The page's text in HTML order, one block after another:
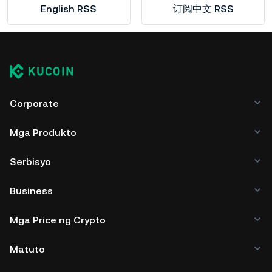
English RSS 订阅中文 RSS
Corporate
Mga Produkto
Serbisyo
Business
Mga Price ng Crypto
Matuto